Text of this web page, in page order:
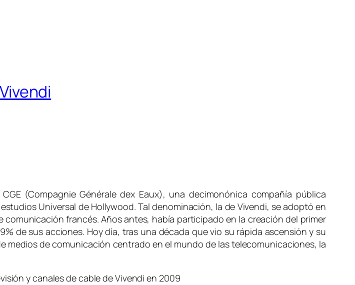
(Compagnie Générale dex Eaux), una decimonónica compañía pública
Universal de Hollywood. Tal denominación, la de Vivendi, se adoptó en
francés. Años antes, había participado en la creación del primer
de sus acciones. Hoy día, tras una década que vio su rápida ascensión y su
de comunicación centrado en el mundo de las telecomunicaciones, la
y canales de cable de Vivendi en 2009